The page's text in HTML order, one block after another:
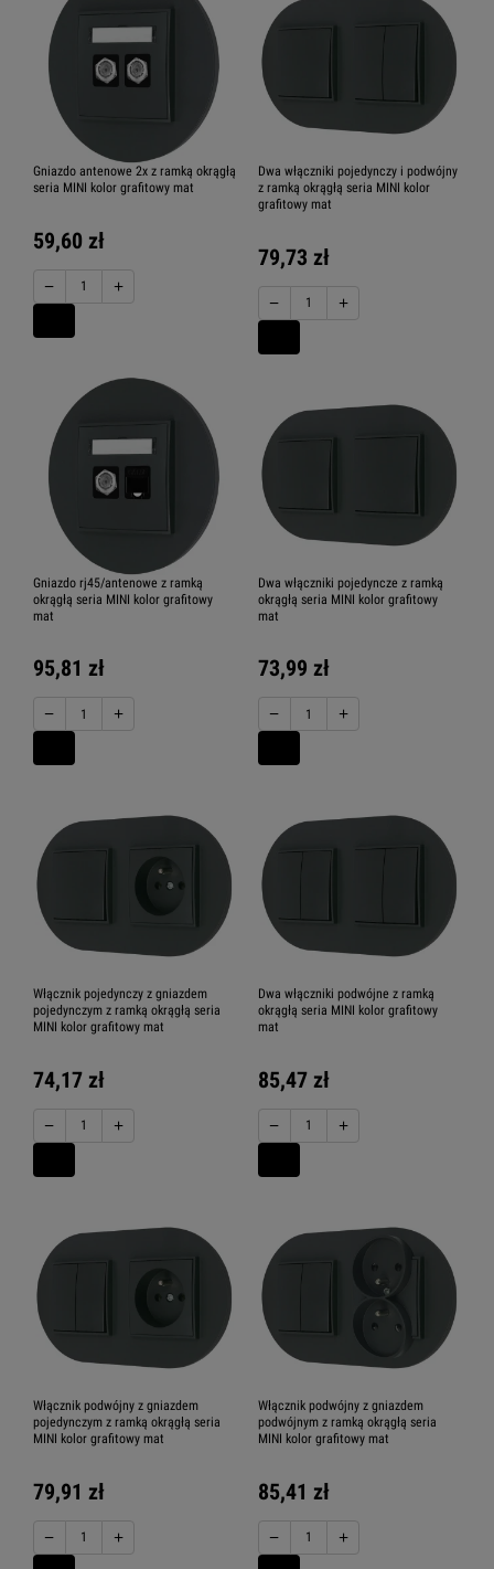
Gniazdo antenowe 2x z ramką okrągłą
seria MINI kolor grafitowy mat
59,60 zł
− +
Dwa włączniki pojedynczy i podwójny
z ramką okrągłą seria MINI kolor
grafitowy mat
79,73 zł
− +
Gniazdo rj45/antenowe z ramką
okrągłą seria MINI kolor grafitowy
mat
95,81 zł
− +
Dwa włączniki pojedyncze z ramką
okrągłą seria MINI kolor grafitowy
mat
73,99 zł
− +
Włącznik pojedynczy z gniazdem
pojedynczym z ramką okrągłą seria
MINI kolor grafitowy mat
74,17 zł
− +
Dwa włączniki podwójne z ramką
okrągłą seria MINI kolor grafitowy
mat
85,47 zł
− +
Włącznik podwójny z gniazdem
pojedynczym z ramką okrągłą seria
MINI kolor grafitowy mat
79,91 zł
− +
Włącznik podwójny z gniazdem
podwójnym z ramką okrągłą seria
MINI kolor grafitowy mat
85,41 zł
− +